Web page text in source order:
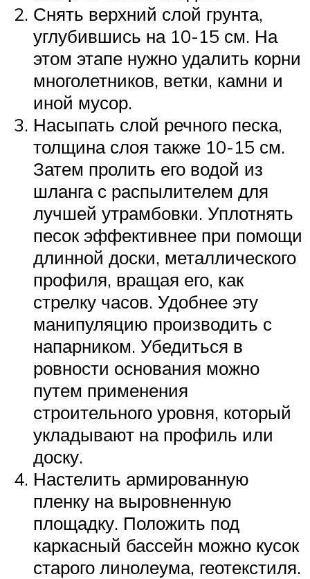
Снять верхний слой грунта,
углубившись на 10-15 см. На
этом этапе нужно удалить корни
многолетников, ветки, камни и
иной мусор.
Насыпать слой речного песка,
толщина слоя также 10-15 см.
Затем пролить его водой из
шланга с распылителем для
лучшей утрамбовки. Уплотнять
песок эффективнее при помощи
длинной доски, металлического
профиля, вращая его, как
стрелку часов. Удобнее эту
манипуляцию производить с
напарником. Убедиться в
ровности основания можно
путем применения
строительного уровня, который
укладывают на профиль или
доску.
Настелить армированную
пленку на выровненную
площадку. Положить под
каркасный бассейн можно кусок
старого линолеума, геотекстиля.